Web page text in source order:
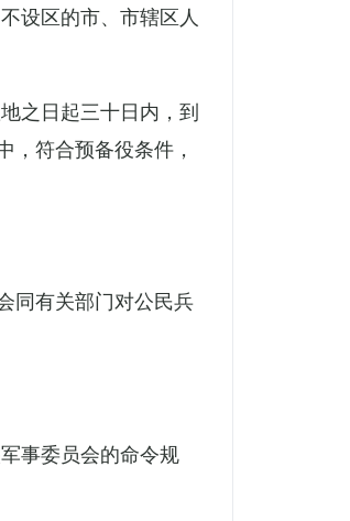
设区的市、市辖区人
之日起三十日内，到
符合预备役条件，
同有关部门对公民兵
事委员会的命令规